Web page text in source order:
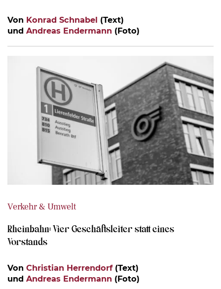
Von Konrad Schnabel (Text)
und Andreas Endermann (Foto)
Verkehr & Umwelt
Rheinbahn: Vier Geschäftsleiter statt eines
Vorstands
Von Christian Herrendorf(Text)
und Andreas Endermann (Foto)